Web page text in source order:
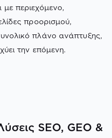
περιεχόμενο,
προορισμού,
πλάνο ανάπτυξης,
την επόμενη.
SEO, GEO &